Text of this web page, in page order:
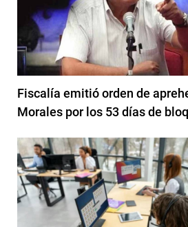
Fiscalía emitió orden de
Morales por los 53 días de